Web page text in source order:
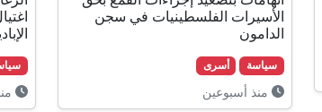
الأسيرات الفلسطينيات في سجن
الدامون
سياسة أسرى
منذ أسبوعين منذ 3